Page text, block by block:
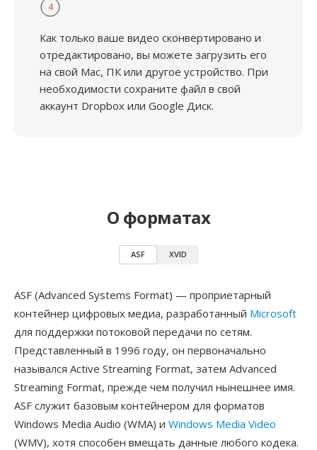
4
Как только ваше видео сконвертировано и
отредактировано, вы можете загрузить его
на свой Mac, ПК или другое устройство. При
необходимости сохраните файл в свой
аккаунт Dropbox или Google Диск.
О форматах
ASF XVID
ASF (Advanced Systems Format) — проприетарный
контейнер цифровых медиа, разработанный Microsoft
для поддержки потоковой передачи по сетям.
Представленный в 1996 году, он первоначально
назывался Active Streaming Format, затем Advanced
Streaming Format, прежде чем получил нынешнее имя.
ASF служит базовым контейнером для форматов
Windows Media Audio (WMA) и Windows Media Video
(WMV), хотя способен вмещать данные любого кодека.